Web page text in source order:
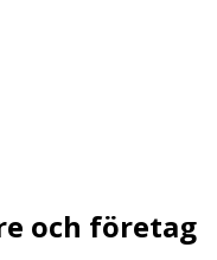
och företag